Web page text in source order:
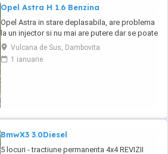
Opel Astra H 1.6 Benzina
Opel Astra in stare deplasabila, are problema
la un injector si nu mai are putere dar se poate
deplasa, pretul este negociabil la fata locului,
masina are si instalație Gpl omologată.
Vulcana de Sus, Dambovita
1 ianuarie
BmwX3 3.0Diesel
5 locuri - tractiune permanenta 4x4 REVIZII